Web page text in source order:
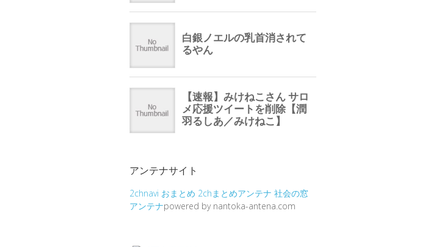
アンテナサイト
2chnavi おまとめ 2chまとめアンテナ 社会の窓
アンテナpowered by nantoka-antena.com